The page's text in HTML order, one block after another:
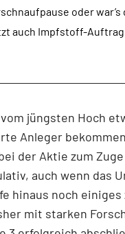
oder war’s
auch Impfstoff-Auftrag
jüngsten Hoch
Anleger
der Aktie zum
auch wenn das
hinaus noch
mit starken